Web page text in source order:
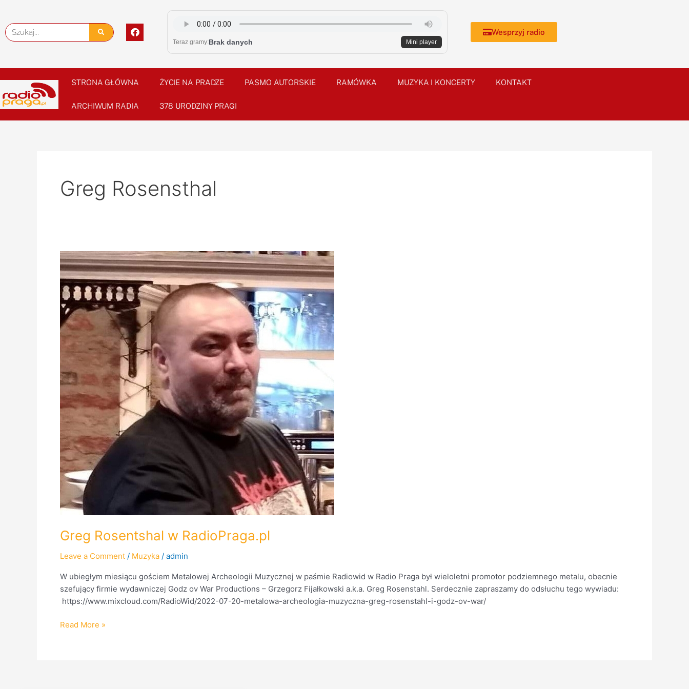
content
Szukaj
F
a
c
o
o
k
Teraz gramy:Brak danych Mini player
Wesprzyj radio
STRONA GŁÓWNA ŻYCIE NA PRADZE PASMO AUTORSKIE RAMÓWKA MUZYKA I KONCERTY KONTAKT
ARCHIWUM RADIA 378 URODZINY PRAGI
Greg Rosensthal
Greg Rosentshal w RadioPraga.pl
Leave a Comment / Muzyka / admin
W ubiegłym miesiącu gościem Metalowej Archeologii Muzycznej w paśmie Radiowid w Radio Praga był wieloletni promotor podziemnego metalu, obecnie
szefujący firmie wydawniczej Godz ov War Productions – Grzegorz Fijałkowski a.k.a. Greg Rosenstahl. Serdecznie zapraszamy do odsłuchu tego wywiadu:
https://www.mixcloud.com/RadioWid/2022-07-20-metalowa-archeologia-muzyczna-greg-rosenstahl-i-godz-ov-war/
Greg
Rosentshal
w
RadioPraga.pl
Read More »